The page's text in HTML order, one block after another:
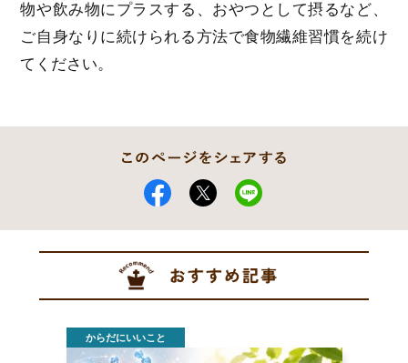
物や飲み物にプラスする、おやつとして摂るなど、
ご自身なりに続けられる方法で食物繊維習慣を続け
てください。
からだにいいこと